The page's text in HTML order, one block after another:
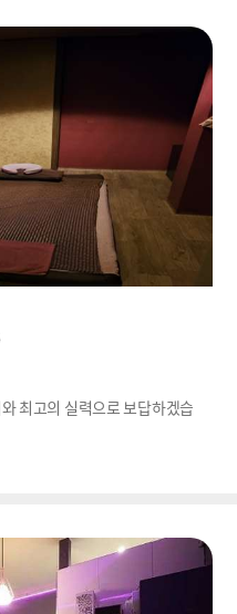
최고의 실력으로 보답하겠습